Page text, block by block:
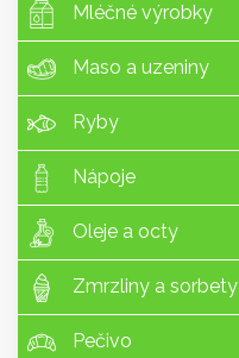
Mléčné výrobky
Maso a uzeniny
Ryby
Nápoje
Oleje a octy
Zmrzliny a sorbety
Pečivo